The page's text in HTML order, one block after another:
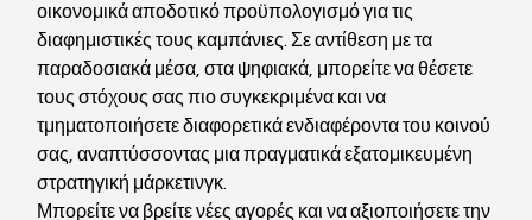
οικονομικά αποδοτικό προϋπολογισμό για τις
διαφημιστικές τους καμπάνιες. Σε αντίθεση με τα
παραδοσιακά μέσα, στα ψηφιακά, μπορείτε να θέσετε
τους στόχους σας πιο συγκεκριμένα και να
τμηματοποιήσετε διαφορετικά ενδιαφέροντα του κοινού
σας, αναπτύσσοντας μια πραγματικά εξατομικευμένη
στρατηγική μάρκετινγκ.
Μπορείτε να βρείτε νέες αγορές και να αξιοποιήσετε την